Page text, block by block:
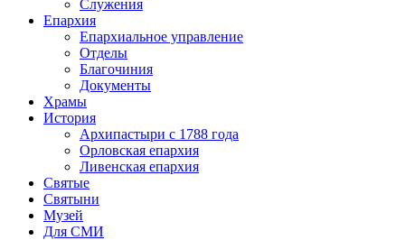
Служения
Епархия
Епархиальное управление
Отделы
Благочиния
Документы
Храмы
История
Архипастыри с 1788 года
Орловская епархия
Ливенская епархия
Святые
Святыни
Музей
Для СМИ